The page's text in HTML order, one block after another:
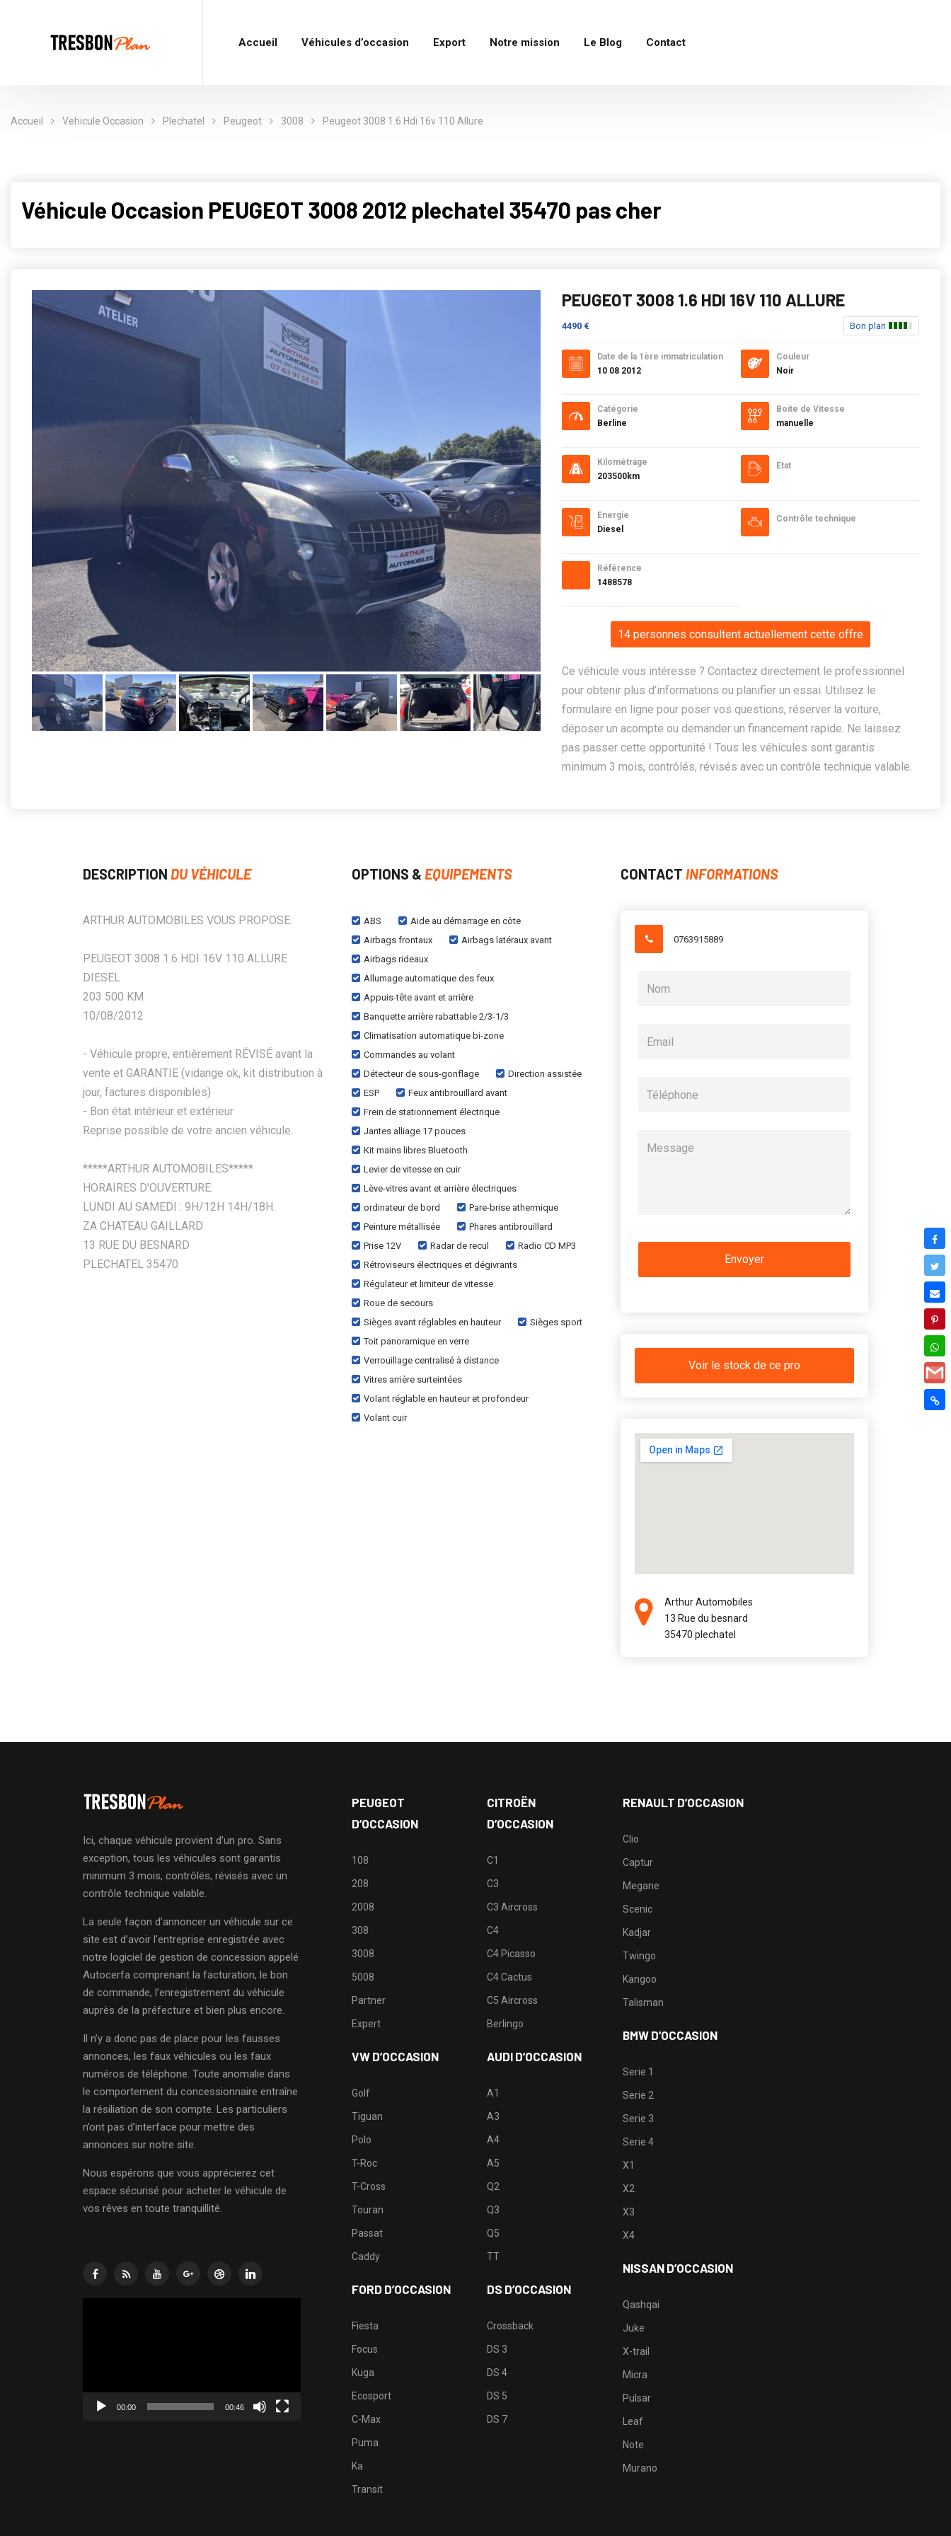
Accueil Véhicules d’occasion Export Notre mission Le Blog Contact
Accueil Vehicule Occasion Plechatel Peugeot 3008 Peugeot 3008 1.6 Hdi 16v 110 Allure
Véhicule Occasion PEUGEOT 3008 2012 plechatel 35470 pas cher
PEUGEOT 3008 1.6 HDI 16V 110 ALLURE
4490 € Bon plan
Date de la 1ère immatriculation
10 08 2012
Catégorie
Berline
Kilométrage
203500km
Energie
Diesel
Référence
1488578
Couleur
Noir
Boite de Vitesse
manuelle
Etat
Contrôle technique
14 personnes consultent actuellement cette offre
Ce véhicule vous intéresse ? Contactez directement le professionnel
pour obtenir plus d’informations ou planifier un essai. Utilisez le
formulaire en ligne pour poser vos questions, réserver la voiture,
déposer un acompte ou demander un financement rapide. Ne laissez
pas passer cette opportunité ! Tous les véhicules sont garantis
minimum 3 mois, contrôlés, révisés avec un contrôle technique valable.
DESCRIPTION DU VÉHICULE
ARTHUR AUTOMOBILES VOUS PROPOSE:
PEUGEOT 3008 1.6 HDI 16V 110 ALLURE
DIESEL
203 500 KM
10/08/2012
- Véhicule propre, entièrement RÉVISÉ avant la
vente et GARANTIE (vidange ok, kit distribution à
jour, factures disponibles)
- Bon état intérieur et extérieur
Reprise possible de votre ancien véhicule.
*****ARTHUR AUTOMOBILES*****
HORAIRES D'OUVERTURE:
LUNDI AU SAMEDI : 9H/12H 14H/18H.
ZA CHATEAU GAILLARD
13 RUE DU BESNARD
PLECHATEL 35470
OPTIONS & EQUIPEMENTS
ABS
Aide au démarrage en côte
Airbags frontaux
Airbags latéraux avant
Airbags rideaux
Allumage automatique des feux
Appuis-tête avant et arrière
Banquette arrière rabattable 2/3-1/3
Climatisation automatique bi-zone
Commandes au volant
Détecteur de sous-gonflage
Direction assistée
ESP
Feux antibrouillard avant
Frein de stationnement électrique
Jantes alliage 17 pouces
Kit mains libres Bluetooth
Levier de vitesse en cuir
Lève-vitres avant et arrière électriques
ordinateur de bord
Pare-brise athermique
Peinture métallisée
Phares antibrouillard
Prise 12V
Radar de recul
Radio CD MP3
Rétroviseurs électriques et dégivrants
Régulateur et limiteur de vitesse
Roue de secours
Sièges avant réglables en hauteur
Sièges sport
Toit panoramique en verre
Verrouillage centralisé à distance
Vitres arrière surteintées
Volant réglable en hauteur et profondeur
Volant cuir
CONTACT INFORMATIONS
0763915889
Voir le stock de ce pro
Arthur Automobiles
13 Rue du besnard
35470 plechatel
Ici, chaque véhicule provient d’un pro. Sans
exception, tous les véhicules sont garantis
minimum 3 mois, contrôlés, révisés avec un
contrôle technique valable.
La seule façon d’annoncer un véhicule sur ce
site est d’avoir l’entreprise enregistrée avec
notre logiciel de gestion de concession appelé
Autocerfa comprenant la facturation, le bon
de commande, l’enregistrement du véhicule
auprès de la préfecture et bien plus encore.
Il n’y a donc pas de place pour les fausses
annonces, les faux véhicules ou les faux
numéros de téléphone. Toute anomalie dans
le comportement du concessionnaire entraîne
la résiliation de son compte. Les particuliers
n’ont pas d’interface pour mettre des
annonces sur notre site.
Nous espérons que vous apprécierez cet
espace sécurisé pour acheter le véhicule de
vos rêves en toute tranquillité.
00:00 00:46
PEUGEOT
D’OCCASION
108
208
2008
308
3008
5008
Partner
Expert
VW D’OCCASION
Golf
Tiguan
Polo
T-Roc
T-Cross
Touran
Passat
Caddy
FORD D’OCCASION
Fiesta
Focus
Kuga
Ecosport
C-Max
Puma
Ka
Transit
CITROËN
D’OCCASION
C1
C3
C3 Aircross
C4
C4 Picasso
C4 Cactus
C5 Aircross
Berlingo
AUDI D’OCCASION
A1
A3
A4
A5
Q2
Q3
Q5
TT
DS D’OCCASION
Crossback
DS 3
DS 4
DS 5
DS 7
RENAULT D’OCCASION
Clio
Captur
Megane
Scenic
Kadjar
Twingo
Kangoo
Talisman
BMW D’OCCASION
Serie 1
Serie 2
Serie 3
Serie 4
X1
X2
X3
X4
NISSAN D’OCCASION
Qashqai
Juke
X-trail
Micra
Pulsar
Leaf
Note
Murano